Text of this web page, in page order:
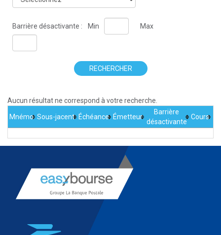
Barrière désactivante : Min Max
RECHERCHER
Aucun résultat ne correspond à votre recherche.
Mnémo Sous-jacent Échéance Émetteur
Barrière
désactivante
Cours